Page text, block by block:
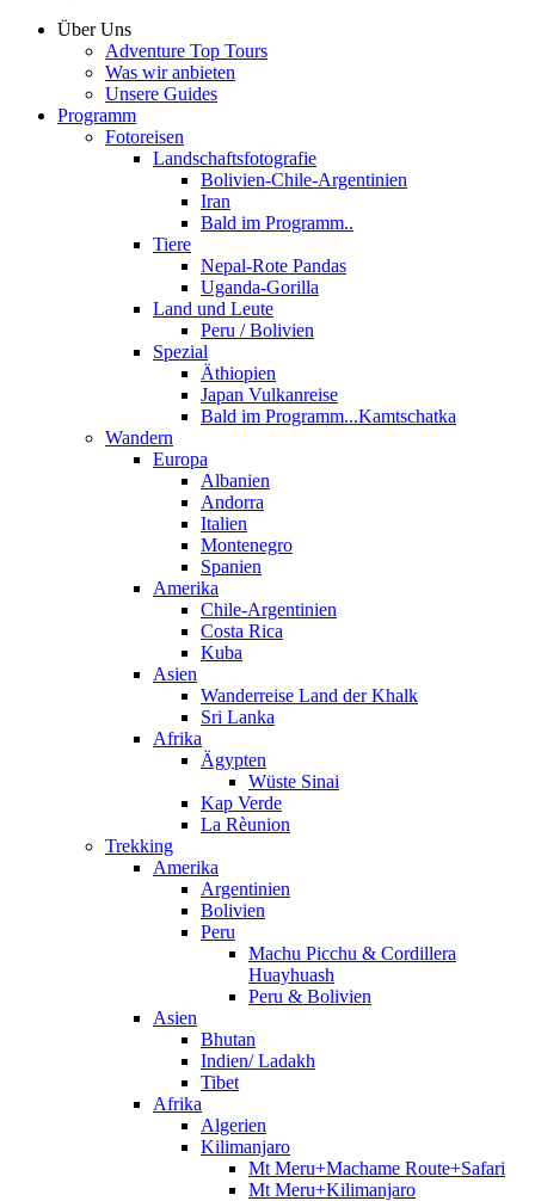
Über Uns
Adventure Top Tours
Was wir anbieten
Unsere Guides
Programm
Fotoreisen
Landschaftsfotografie
Bolivien-Chile-Argentinien
Iran
Bald im Programm..
Tiere
Nepal-Rote Pandas
Uganda-Gorilla
Land und Leute
Peru / Bolivien
Spezial
Äthiopien
Japan Vulkanreise
Bald im Programm...Kamtschatka
Wandern
Europa
Albanien
Andorra
Italien
Montenegro
Spanien
Amerika
Chile-Argentinien
Costa Rica
Kuba
Asien
Wanderreise Land der Khalk
Sri Lanka
Afrika
Ägypten
Wüste Sinai
Kap Verde
La Rèunion
Trekking
Amerika
Argentinien
Bolivien
Peru
Machu Picchu & Cordillera
Huayhuash
Peru & Bolivien
Asien
Bhutan
Indien/ Ladakh
Tibet
Afrika
Algerien
Kilimanjaro
Mt Meru+Machame Route+Safari
Mt Meru+Kilimanjaro